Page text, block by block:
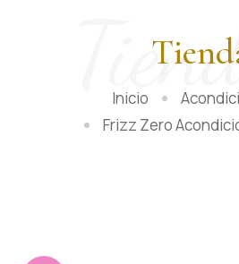
Inicio
Frizz Zero